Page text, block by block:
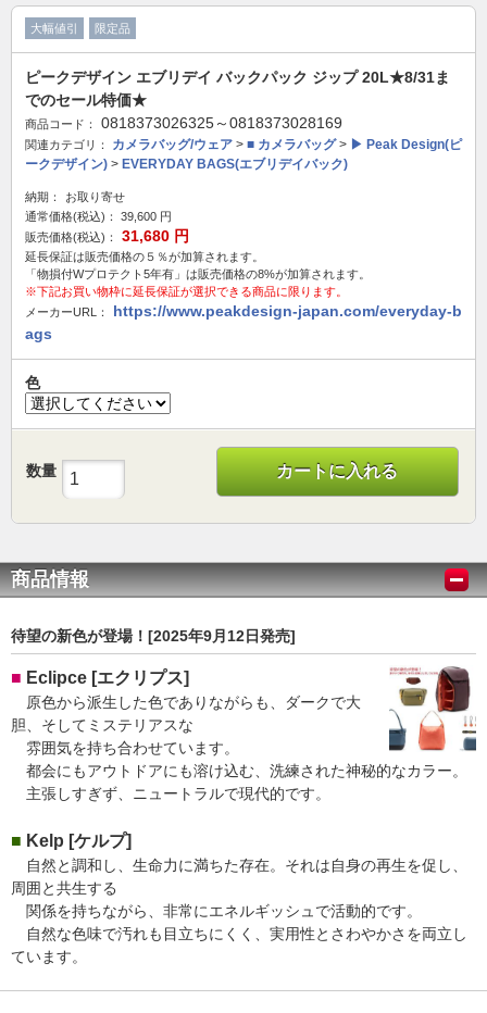
大幅値引 限定品
ピークデザイン エブリデイ バックパック ジップ 20L★8/31ま
でのセール特価★
商品コード： 0818373026325～0818373028169
関連カテゴリ： カメラバッグ/ウェア > ■ カメラバッグ> ▶ Peak Design(ピ
ークデザイン) > EVERYDAY BAGS(エブリデイバック)
納期：
お取り寄せ
通常価格(税込)：
39,600 円
販売価格(税込)：
31,680 円
延長保証は販売価格の５％が加算されます。
「物損付Wプロテクト5年有」は販売価格の8%が加算されます。
※下記お買い物枠に延長保証が選択できる商品に限ります。
メーカーURL：
https://www.peakdesign-japan.com/everyday-b
ags
色
数量 カートに入れる
商品情報
待望の新色が登場！[2025年9月12日発売]
■ Eclipce [​エクリプス]
原色から派生した色でありながらも、ダークで大
胆、そしてミステリアスな
雰囲気を持ち合わせています。
都会にもアウトドアにも溶け込む、洗練された神秘的なカラー。
主張しすぎず、ニュートラルで現代的です。
■ Kelp [ケルプ]
自然と調和し、生命力に満ちた存在。それは自身の再生を促し、
周囲と共生する
関係を持ちながら、非常にエネルギッシュで活動的です。
自然な色味で汚れも目立ちにくく、実用性とさわやかさを両立し
ています。